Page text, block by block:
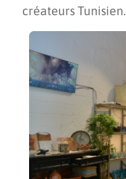
créateurs Tunisien.